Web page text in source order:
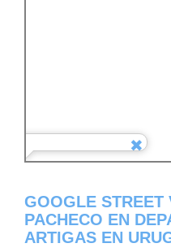
GOOGLE STREET
PACHECO EN
ARTIGAS EN